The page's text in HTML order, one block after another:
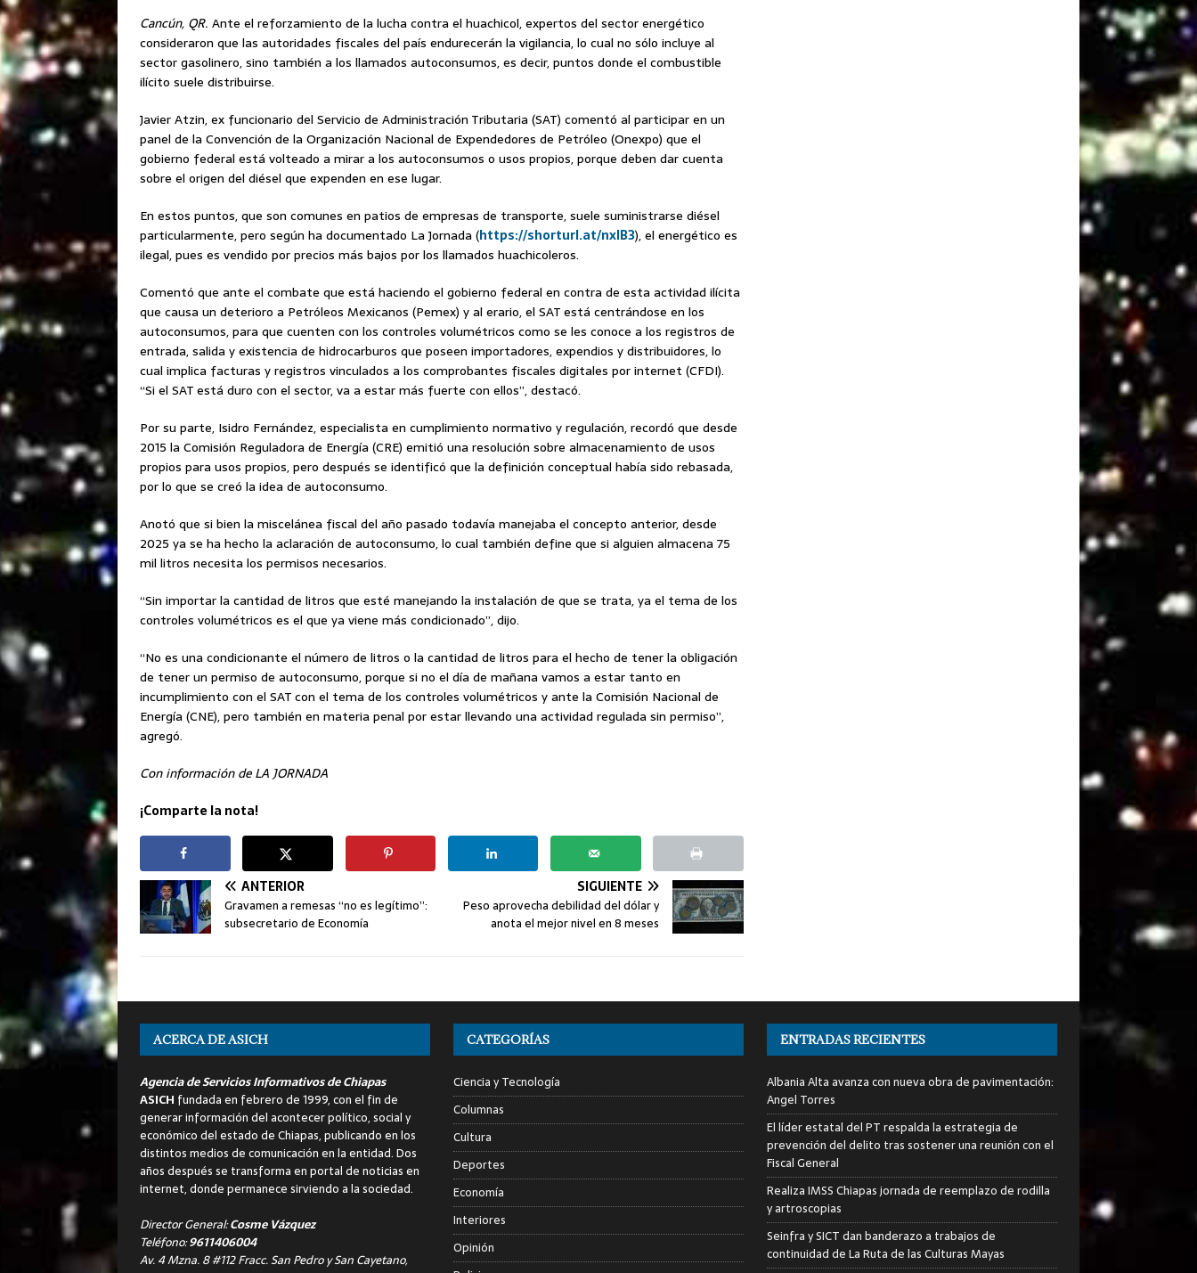
Cancún, QR. Ante el reforzamiento de la lucha contra el huachicol, expertos del sector energético
consideraron que las autoridades fiscales del país endurecerán la vigilancia, lo cual no sólo incluye al
sector gasolinero, sino también a los llamados autoconsumos, es decir, puntos donde el combustible
ilícito suele distribuirse.
Javier Atzin, ex funcionario del Servicio de Administración Tributaria (SAT) comentó al participar en un
panel de la Convención de la Organización Nacional de Expendedores de Petróleo (Onexpo) que el
gobierno federal está volteado a mirar a los autoconsumos o usos propios, porque deben dar cuenta
sobre el origen del diésel que expenden en ese lugar.
En estos puntos, que son comunes en patios de empresas de transporte, suele suministrarse diésel
particularmente, pero según ha documentado La Jornada (https://shorturl.at/nxIB3), el energético es
ilegal, pues es vendido por precios más bajos por los llamados huachicoleros.
Comentó que ante el combate que está haciendo el gobierno federal en contra de esta actividad ilícita
que causa un deterioro a Petróleos Mexicanos (Pemex) y al erario, el SAT está centrándose en los
autoconsumos, para que cuenten con los controles volumétricos como se les conoce a los registros de
entrada, salida y existencia de hidrocarburos que poseen importadores, expendios y distribuidores, lo
cual implica facturas y registros vinculados a los comprobantes fiscales digitales por internet (CFDI).
“Si el SAT está duro con el sector, va a estar más fuerte con ellos”, destacó.
Por su parte, Isidro Fernández, especialista en cumplimiento normativo y regulación, recordó que desde
2015 la Comisión Reguladora de Energía (CRE) emitió una resolución sobre almacenamiento de usos
propios para usos propios, pero después se identificó que la definición conceptual había sido rebasada,
por lo que se creó la idea de autoconsumo.
Anotó que si bien la miscelánea fiscal del año pasado todavía manejaba el concepto anterior, desde
2025 ya se ha hecho la aclaración de autoconsumo, lo cual también define que si alguien almacena 75
mil litros necesita los permisos necesarios.
“Sin importar la cantidad de litros que esté manejando la instalación de que se trata, ya el tema de los
controles volumétricos es el que ya viene más condicionado”, dijo.
“No es una condicionante el número de litros o la cantidad de litros para el hecho de tener la obligación
de tener un permiso de autoconsumo, porque si no el día de mañana vamos a estar tanto en
incumplimiento con el SAT con el tema de los controles volumétricos y ante la Comisión Nacional de
Energía (CNE), pero también en materia penal por estar llevando una actividad regulada sin permiso”,
agregó.
Con información de LA JORNADA
¡Comparte la nota!
ANTERIOR
Gravamen a remesas “no es legítimo”:
subsecretario de Economía
SIGUIENTE
Peso aprovecha debilidad del dólar y
anota el mejor nivel en 8 meses
ACERCA DE ASICH
Agencia de Servicios Informativos de Chiapas
ASICH fundada en febrero de 1999, con el fin de
generar información del acontecer político, social y
económico del estado de Chiapas, publicando en los
distintos medios de comunicación en la entidad. Dos
años después se transforma en portal de noticias en
internet, donde permanece sirviendo a la sociedad.
Director General:Cosme Vázquez
Teléfono:9611406004
Av. 4 Mzna. 8 #112 Fracc. San Pedro y San Cayetano,
CATEGORÍAS
Ciencia y Tecnología
Columnas
Cultura
Deportes
Economía
Interiores
Opinión
ENTRADAS RECIENTES
Albania Alta avanza con nueva obra de pavimentación:
Angel Torres
El líder estatal del PT respalda la estrategia de
prevención del delito tras sostener una reunión con el
Fiscal General
Realiza IMSS Chiapas jornada de reemplazo de rodilla
y artroscopias
Seinfra y SICT dan banderazo a trabajos de
continuidad de La Ruta de las Culturas Mayas